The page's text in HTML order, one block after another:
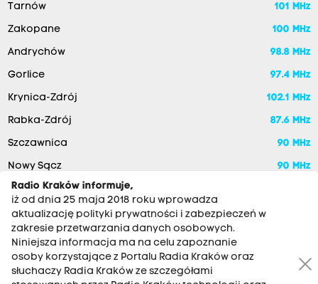
Tarnów 101 MHz
Zakopane 100 MHz
Andrychów 98.8 MHz
Gorlice 97.4 MHz
Krynica-Zdrój 102.1 MHz
Rabka-Zdrój 87.6 MHz
Szczawnica 90 MHz
Nowy Sącz
90 MHz
Radio Kraków informuje,
iż od dnia 25 maja 2018 roku wprowadza
aktualizację polityki prywatności i zabezpieczeń w
zakresie przetwarzania danych osobowych.
Niniejsza informacja ma na celu zapoznanie
osoby korzystające z Portalu Radia Kraków oraz
słuchaczy Radia Kraków ze szczegółami